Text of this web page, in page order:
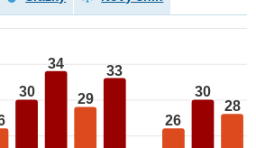
30
34
29
33
26
30
28